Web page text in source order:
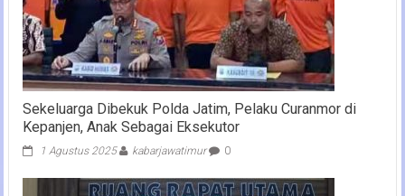
Sekeluarga Dibekuk Polda Jatim, Pelaku Curanmor di
Kepanjen, Anak Sebagai Eksekutor
1 Agustus 2025 kabarjawatimur 0